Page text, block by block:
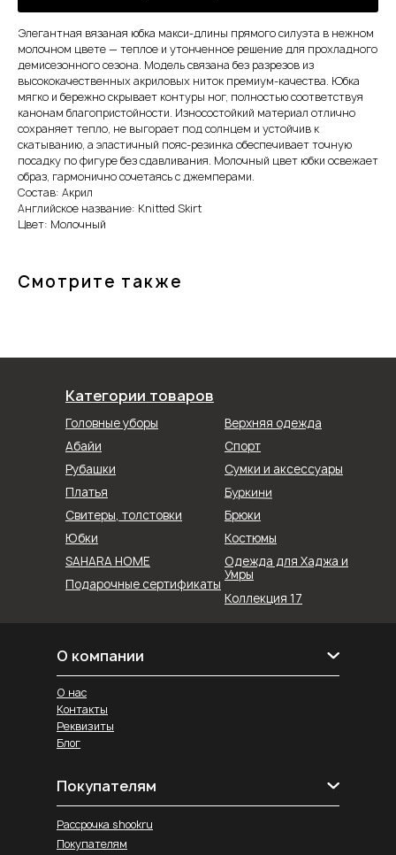
Элегантная вязаная юбка макси-длины прямого силуэта в нежном
молочном цвете — теплое и утонченное решение для прохладного
демисезонного сезона. Модель связана без разрезов из
высококачественных акриловых ниток премиум-качества. Юбка
мягко и бережно скрывает контуры ног, полностью соответствуя
канонам благопристойности. Износостойкий материал отлично
сохраняет тепло, не выгорает под солнцем и устойчив к
скатыванию, а эластичный пояс-резинка обеспечивает точную
посадку по фигуре без сдавливания. Молочный цвет юбки освежает
образ, гармонично сочетаясь с джемперами.
Состав: Акрил
Английское название: Knitted Skirt
Цвет: Молочный
Смотрите также
Категории товаров
Головные уборы
Абайи
Рубашки
Коллекция 17
Спорт
Верхняя одежда
Сумки и аксессуары
Юбки
Брюки
SAHARA HOME
Платья
Свитеры, толстовки
Буркини
Костюмы
Подарочные сертификаты
Одежда для Хаджа и
Умры
О компании
Реквизиты
Блог
О нас
Контакты
Покупателям
Рассрочка shookru
Покупателям